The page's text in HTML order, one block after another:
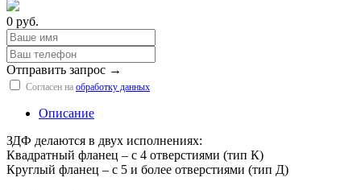
0 руб.
Отправить запрос →
Согласен на обработку данных
Описание
ЗДФ делаются в двух исполнениях:
Квадратный фланец – с 4 отверстиями (тип К)
Круглый фланец – с 5 и более отверстиями (тип Д)